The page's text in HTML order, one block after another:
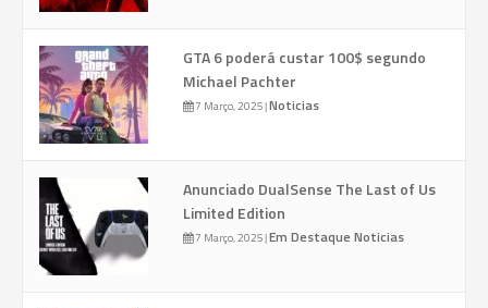
GTA 6 poderá custar 100$ segundo
Michael Pachter
7 Março, 2025|Noticias
Anunciado DualSense The Last of Us
Limited Edition
7 Março, 2025|Em Destaque Noticias